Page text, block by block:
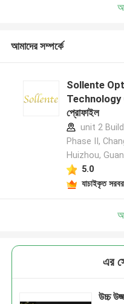
আমাদের সম্পর্কে
Sollente
Technology
প্রোফাইল
unit 2
Phase II,
Huizhou,
5.0
যাচাইকৃত
এর
উচ্চ